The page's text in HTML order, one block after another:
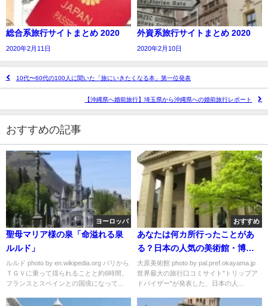
総合系旅行サイトまとめ 2020
2020年2月11日
外資系旅行サイトまとめ 2020
2020年2月10日
10代〜60代の100人に聞いた「旅にいきたくなる本」第一位発表
【沖縄県へ婚前旅行】埼玉県から沖縄県への婚前旅行レポート
おすすめの記事
ヨーロッパ
聖母マリア様の泉「命溢れる泉
ルルド」
ルルド photo by en.wikipedia.org パリから
ＴＧＶに乗って揺られることと約6時間、
フランスとスペインとの国境になって...
おすすめ
あなたは何カ所行ったことがあ
る？日本の人気の美術館・博物
館ランキングTOP5
大原美術館 photo by pal.pref.okayama.jp
世界最大の旅行口コミサイト"トリップア
ドバイザー"が発表した、日本の人...